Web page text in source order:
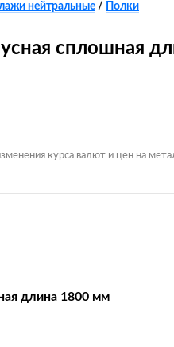
нейтральные / Полки
сплошная
курса валют и цен на
длина 1800 мм